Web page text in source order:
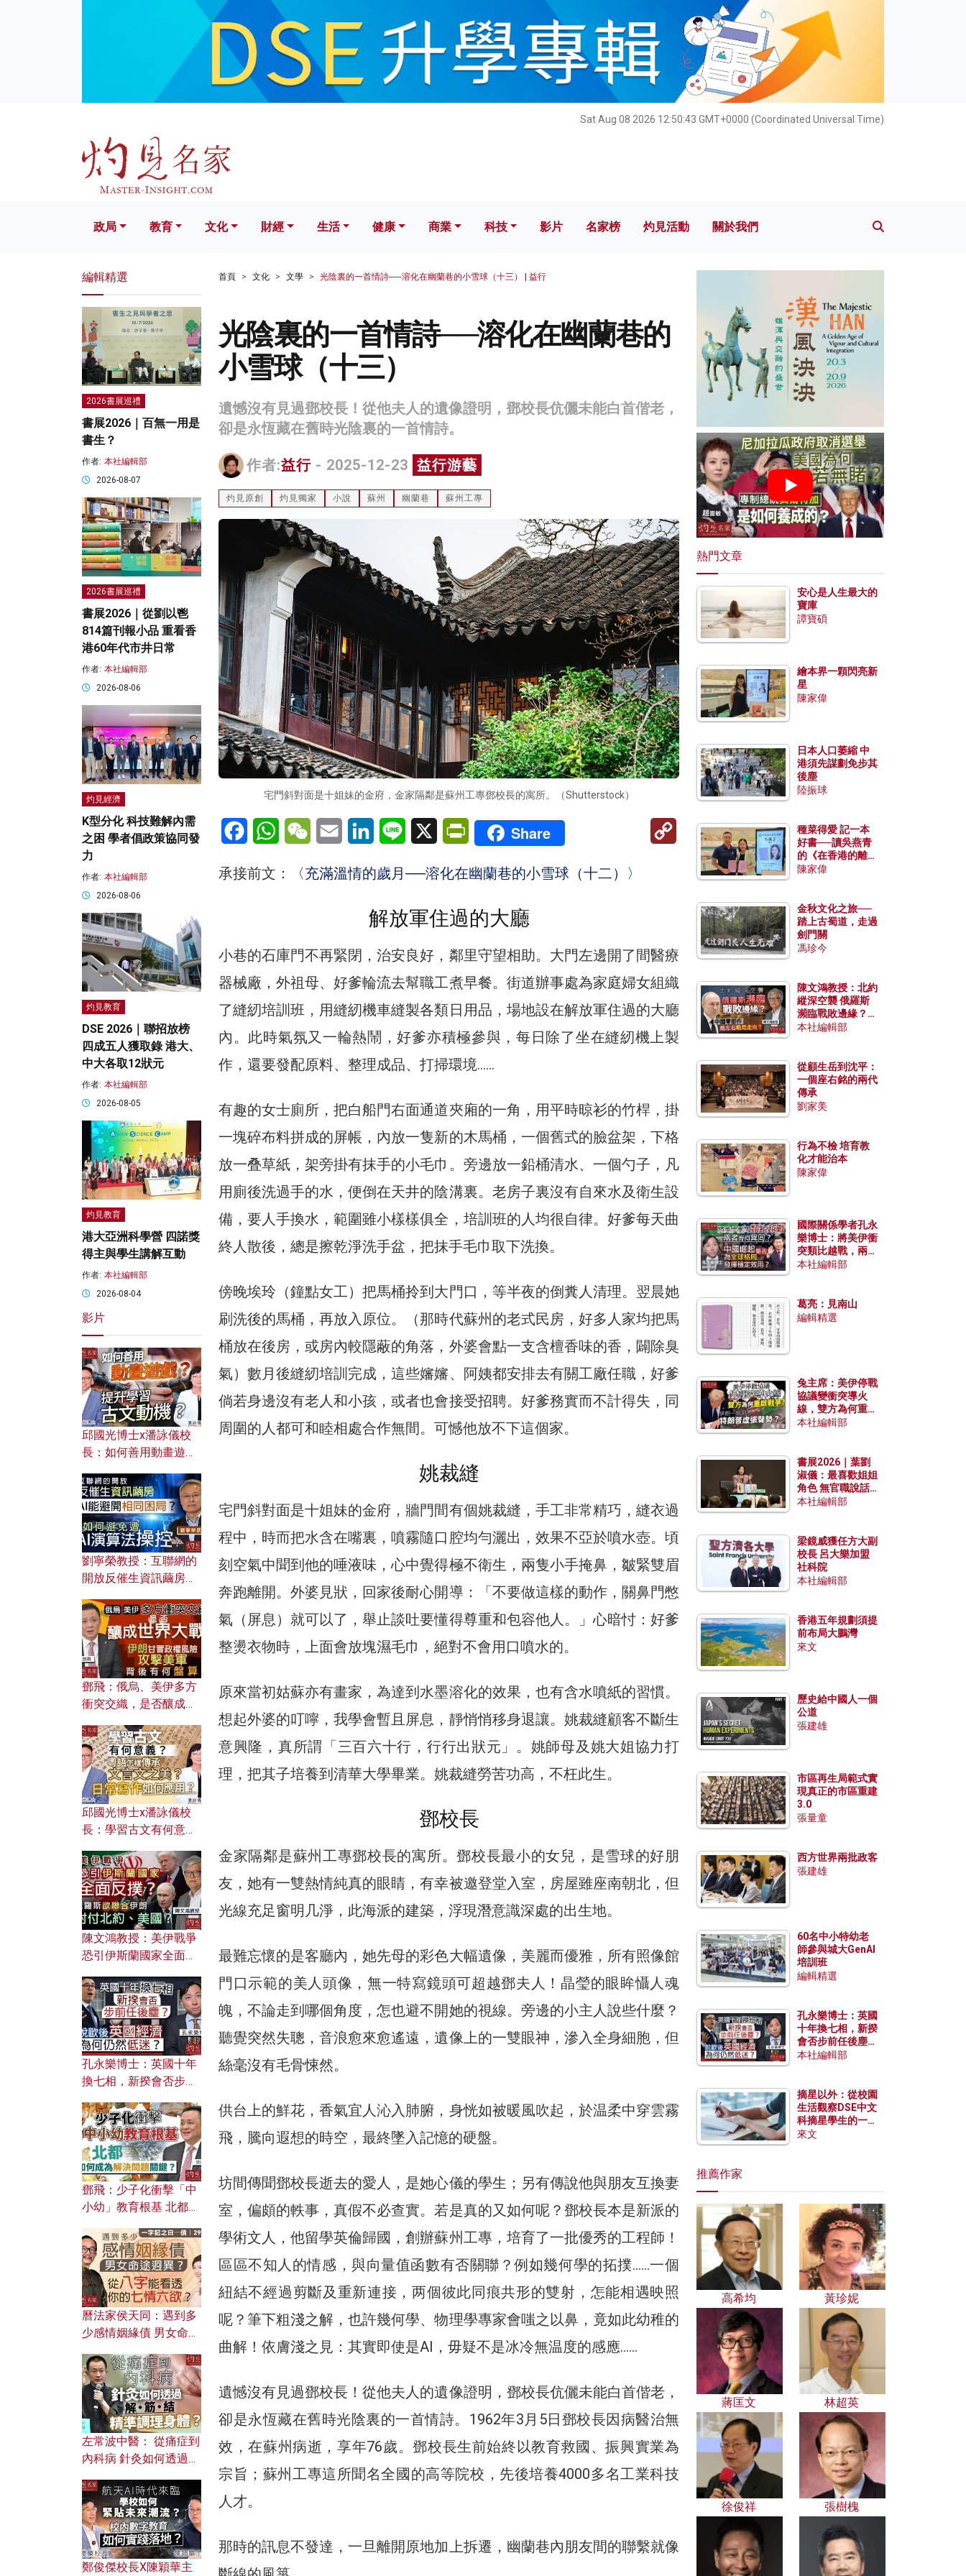
Sat Aug 08 2026 12:50:45 GMT+0000 (Coordinated Universal Time)
文化 財經 生活 健康 科技 影片 名家榜 灼見活動 關於我們
政局 教育 文化 財經 生活 健康 商業 科技 影片 名家榜 灼見活動 關於我們
首頁 文化 文學 光陰裏的一首情詩──溶化在幽蘭巷的小雪球（十三） | 益行
光陰裏的一首情詩──溶化在幽蘭巷的
小雪球（十三）
遺憾沒有見過鄧校長！從他夫人的遺像證明，鄧校長伉儷未能白首偕老，
卻是永恆藏在舊時光陰裏的一首情詩。
作者:益行 - 2025-12-23 益行游藝
灼見原創 灼見獨家 小說 蘇州 幽蘭巷 蘇州工專
宅門斜對面是十姐妹的金府，金家隔鄰是蘇州工專鄧校長的寓所。（Shutterstock）
FacebookWhatsAppWeChatEmail LinkedInLine X PrintFriendly
Share
Copy
承接前文： 〈充滿溫情的歲月──溶化在幽蘭巷的小雪球（十二）〉
解放軍住過的大廳
小巷的石庫門不再緊閉，治安良好，鄰里守望相助。大門左邊開了間醫療
器械廠，外祖母、好爹輪流去幫職工煮早餐。街道辦事處為家庭婦女組織
了縫紉培訓班，用縫紉機車縫製各類日用品，場地設在解放軍住過的大廳
內。此時氣氛又一輪熱鬧，好爹亦積極參與，每日除了坐在縫紉機上製
作，還要發配原料、整理成品、打掃環境……
有趣的女士廁所，把白船門右面通道夾廂的一角，用平時晾衫的竹桿，掛
一塊碎布料拼成的屏帳，內放一隻新的木馬桶，一個舊式的臉盆架，下格
放一叠草紙，架旁掛有抹手的小毛巾。旁邊放一鉛桶清水、一個勺子，凡
用廁後洗過手的水，便倒在天井的陰溝裏。老房子裏沒有自來水及衛生設
備，要人手換水，範圍雖小樣樣俱全，培訓班的人均很自律。好爹每天曲
終人散後，總是擦乾淨洗手盆，把抹手毛巾取下洗換。
傍晚埃玲（鐘點女工）把馬桶拎到大門口，等半夜的倒糞人清理。翌晨她
刷洗後的馬桶，再放入原位。（那時代蘇州的老式民房，好多人家均把馬
桶放在後房，或房內較隱蔽的角落，外婆會點一支含檀香味的香，闢除臭
氣）數月後縫紉培訓完成，這些嬸嬸、阿姨都安排去有關工廠任職，好爹
倘若身邊沒有老人和小孩，或者也會接受招聘。好爹務實而不計得失，同
周圍的人都可和睦相處合作無間。可憾他放不下這個家。
姚裁縫
宅門斜對面是十姐妹的金府，牆門間有個姚裁縫，手工非常精巧，縫衣過
程中，時而把水含在嘴裏，噴霧隨口腔均勻灑出，效果不亞於噴水壺。頃
刻空氣中聞到他的唾液味，心中覺得極不衛生，兩隻小手掩鼻，皺緊雙眉
奔跑離開。外婆見狀，回家後耐心開導：「不要做這樣的動作，關鼻門憋
氣（屏息）就可以了，舉止談吐要懂得尊重和包容他人。」心暗忖：好爹
整燙衣物時，上面會放塊濕毛巾，絕對不會用口噴水的。
原來當初姑蘇亦有畫家，為達到水墨溶化的效果，也有含水噴紙的習慣。
想起外婆的叮嚀，我學會暫且屏息，靜悄悄移身退讓。姚裁縫顧客不斷生
意興隆，真所謂「三百六十行，行行出狀元」。姚師母及姚大姐協力打
理，把其子培養到清華大學畢業。姚裁縫勞苦功高，不枉此生。
鄧校長
金家隔鄰是蘇州工專鄧校長的寓所。鄧校長最小的女兒，是雪球的好朋
友，她有一雙熱情純真的眼睛，有幸被邀登堂入室，房屋雖座南朝北，但
光線充足窗明几淨，此海派的建築，浮現潛意識深處的出生地。
最難忘懷的是客廳內，她先母的彩色大幅遺像，美麗而優雅，所有照像館
門口示範的美人頭像，無一特寫鏡頭可超越鄧夫人！晶瑩的眼眸懾人魂
魄，不論走到哪個角度，怎也避不開她的視線。旁邊的小主人說些什麼？
聽覺突然失聰，音浪愈來愈遙遠，遺像上的一雙眼神，滲入全身細胞，但
絲毫沒有毛骨悚然。
供台上的鮮花，香氣宜人沁入肺腑，身恍如被暖風吹起，於温柔中穿雲霧
飛，騰向遐想的時空，最終墜入記憶的硬盤。
坊間傳聞鄧校長逝去的愛人，是她心儀的學生；另有傳說他與朋友互換妻
室，偏頗的軼事，真假不必查實。若是真的又如何呢？鄧校長本是新派的
學術文人，他留學英倫歸國，創辦蘇州工專，培育了一批優秀的工程師！
區區不知人的情感，與向量值函數有否關聯？例如幾何學的拓撲……一個
紐結不經過剪斷及重新連接，两個彼此同痕共形的雙射，怎能相遇映照
呢？筆下粗淺之解，也許幾何學、物理學專家會嗤之以鼻，竟如此幼稚的
曲解！依膚淺之見：其實即使是AI，毋疑不是冰冷無温度的感應……
遺憾沒有見過鄧校長！從他夫人的遺像證明，鄧校長伉儷未能白首偕老，
卻是永恆藏在舊時光陰裏的一首情詩。1962年3月5日鄧校長因病醫治無
效，在蘇州病逝，享年76歲。鄧校長生前始終以教育救國、振興實業為
宗旨；蘇州工專這所聞名全國的高等院校，先後培養4000多名工業科技
人才。
那時的訊息不發達，一旦離開原地加上拆遷，幽蘭巷內朋友間的聯繫就像
編輯精選
2026書展巡禮
書展2026｜百無一用是
書生？
作者: 本社編輯部
2026-08-07
2026書展巡禮
書展2026｜從劉以鬯
814篇刊報小品 重看香
港60年代市井日常
作者: 本社編輯部
2026-08-06
灼見經濟
K型分化 科技難解內需
之困 學者倡政策協同發
力
作者: 本社編輯部
2026-08-06
灼見教育
DSE 2026｜聯招放榜
四成五人獲取錄 港大、
中大各取12狀元
作者: 本社編輯部
2026-08-05
灼見教育
港大亞洲科學營 四諾獎
得主與學生講解互動
作者: 本社編輯部
2026-08-04
影片
邱國光博士x潘詠儀校
長：如何善用動畫遊戲
劉寧榮教授：互聯網的
開放反催生資訊繭房，
何避免遭AI演算法操
控？
鄧飛：俄烏、美伊多方
衝突交織，是否釀成世
風險攻擊美軍，背後有
何盤算？
邱國光博士x潘詠儀校
長：學習古文有何意
文之美？ 日常寫作如何
應用？
陳文鴻教授：美伊戰爭
恐引伊斯蘭國家全面反
對付北約美國？
孔永樂博士：英國十年
換七相，新揆會否步前
濟為何仍然低迷？
鄧飛：少子化衝擊「中
小幼」教育根基 北都如
曆法家侯天同：遇到多
少感情姻緣債 男女命途
的七情六欲？
左常波中醫： 從痛症到
內科病 針灸如何透過解
鄭俊傑校長X陳穎華主
熱門文章
安心是人生最大的
寶庫
譚寶碩
繪本界一顆閃亮新
星
陳家偉
日本人口萎縮 中
港須先謀劃免步其
後塵
陸振球
種菜得愛 記一本
好書──讀吳燕青
的《在香港的離島
種菜》
陳家偉
金秋文化之旅──
踏上古蜀道，走過
劍門關
馮珍今
陳文鴻教授：北約
縱深空襲 俄羅斯
瀕臨戰敗邊緣？中
國零部件能左右戰
本社編輯部
從顧生岳到沈平：
一個座右銘的兩代
傳承
劉家美
行為不檢 培育教
化才能治本
陳家偉
國際關係學者孔永
樂博士：將美伊衝
突類比越戰，兩者
有何異同？中國崛
本社編輯部
葛亮：見南山
編輯精選
兔主席：美伊停戰
協議變衝突導火
線，雙方為何重啟
戰爭？伊朗一早洞
本社編輯部
書展2026｜葉劉
淑儀：最喜歡姐姐
角色 無官職說話
包袱少
本社編輯部
梁鏡威獲任方大副
校長 呂大樂加盟
社科院
本社編輯部
香港五年規劃須提
前布局大鵬灣
來文
歷史給中國人一個
公道
張建雄
市區再生局範式實
現真正的市區重建
3.0
張量童
西方世界兩批政客
張建雄
60名中小特幼老
師參與城大GenAI
培訓班
編輯精選
孔永樂博士：英國
十年換七相，新揆
會否步前任後塵？
脫歐後英國經濟為
本社編輯部
摘星以外：從校園
生活觀察DSE中文
科摘星學生的一點
特質
來文
推薦作家
高希均 黃珍妮
蔣匡文 林超英
徐俊祥 張樹槐